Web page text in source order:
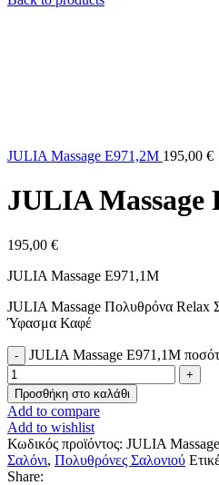
JULIA Massage E971,2M 195,00 €
JULIA Massage
195,00 €
JULIA Massage E971,1M
JULIA Massage Πολυθρόνα Relax
Ύφασμα Καφέ
JULIA Massage E971,1M
Προσθήκη στο καλάθι
Add to compare
Add to wishlist
Κωδικός προϊόντος: JULIA
Σαλόνι, Πολυθρόνες Σαλονιού
Share: